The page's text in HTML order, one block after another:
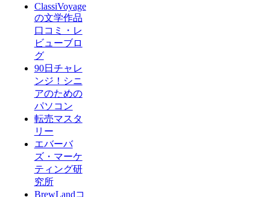
ClassiVoyage
の文学作品
口コミ・レ
ビューブロ
グ
90日チャレ
ンジ！シニ
アのための
パソコン
転売マスタ
リー
エバーバ
ズ・マーケ
ティング研
究所
BrewLandコ